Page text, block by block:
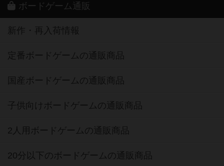
ボードゲーム通販
新作・再入荷情報
定番ボードゲームの通販商品
国産ボードゲームの通販商品
子供向けボードゲームの通販商品
2人用ボードゲームの通販商品
20分以下のボードゲームの通販商品